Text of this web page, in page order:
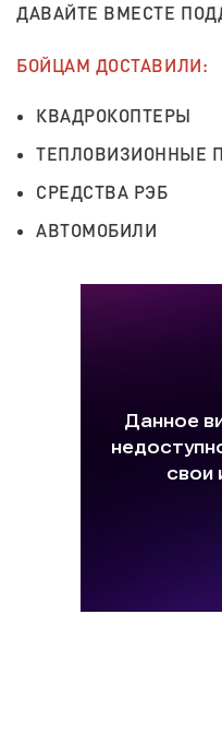
ДАВАЙТЕ ВМЕСТЕ
БОЙЦАМ ДОСТАВИЛИ:
КВАДРОКОПТЕРЫ
ТЕПЛОВИЗИОННЫЕ
СРЕДСТВА РЭБ
АВТОМОБИЛИ